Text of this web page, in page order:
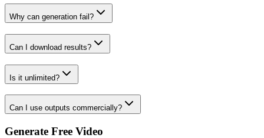
Why can generation fail?
Can I download results?
Is it unlimited?
Can I use outputs commercially?
Generate Free Video